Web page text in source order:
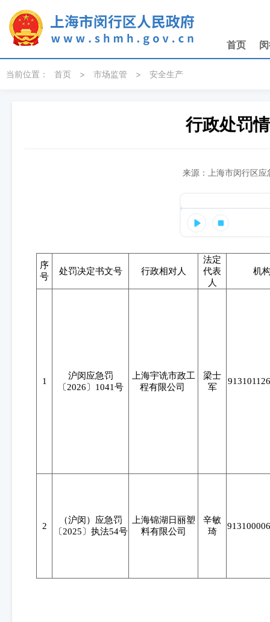
首页
当前位置： 首页 > 市场监管 > 安全生产
行政处罚
来源：上海市闵行区
序
号
处罚决定书文号 行政相对人
法定
代表
人
机
1
沪闵应急罚
〔2026〕1041号
上海宇诜市政工
程有限公司
梁士
军
2
（沪闵）应急罚
〔2025〕执法54号
上海锦湖日丽塑
料有限公司
辛敏
琦